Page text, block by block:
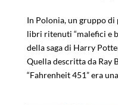
In Polonia, un gruppo
libri ritenuti “malefici e
della saga di Harry
Quella descritta da Ray
“Fahrenheit 451” era